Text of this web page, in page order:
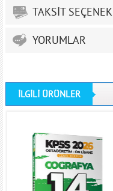
TAKSİT
YORUMLAR
İLGİLİ ÜRÜNLER